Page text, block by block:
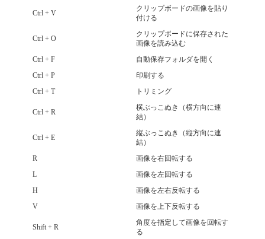
Ctrl + V
クリップボードの画像を貼り
付ける
Ctrl + O
クリップボードに保存された
画像を読み込む
Ctrl + F 自動保存フォルダを開く
Ctrl + P 印刷する
Ctrl + T トリミング
Ctrl + R
横ぶっこぬき（横方向に連
結）
Ctrl + E
縦ぶっこぬき（縦方向に連
結）
R 画像を右回転する
L 画像を左回転する
H 画像を左右反転する
V 画像を上下反転する
Shift + R
角度を指定して画像を回転す
る